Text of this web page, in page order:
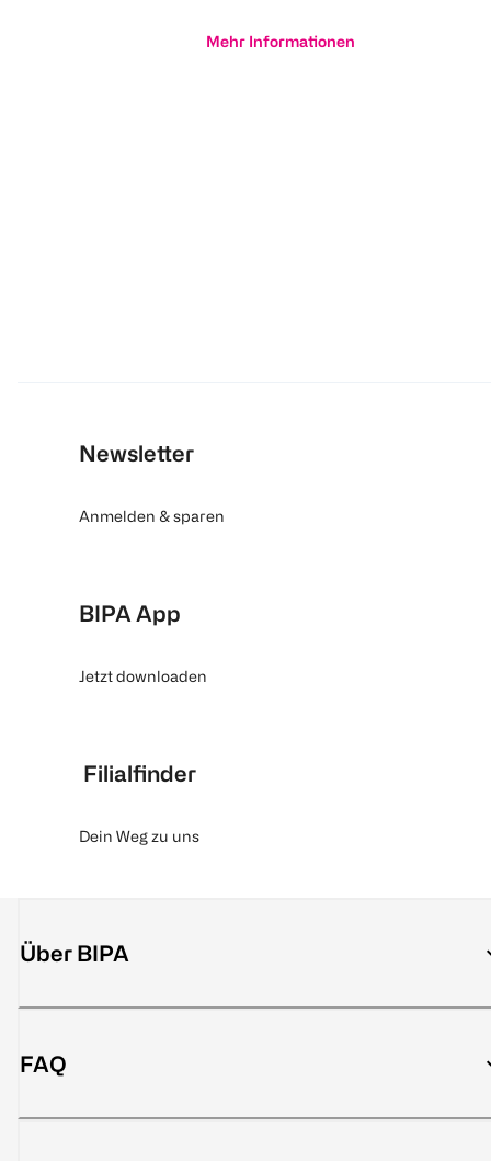
Mehr Informationen
Newsletter
Anmelden & sparen
BIPA App
Jetzt downloaden
Filialfinder
Dein Weg zu uns
Über BIPA
FAQ